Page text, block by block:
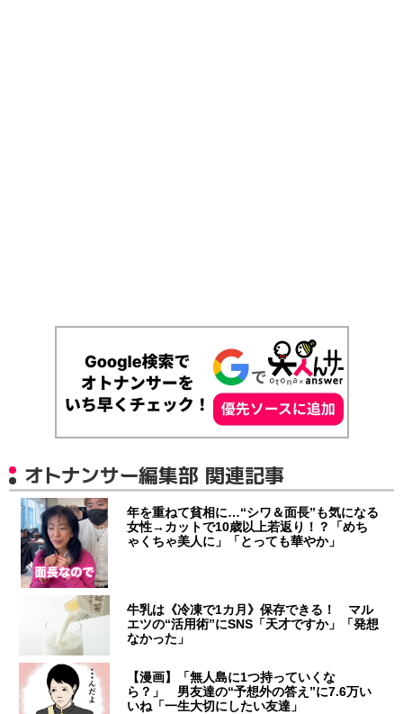
オトナンサー編集部 関連記事
年を重ねて貧相に…“シワ＆面長”も気になる
女性→カットで10歳以上若返り！？「めち
ゃくちゃ美人に」「とっても華やか」
牛乳は《冷凍で1カ月》保存できる！ マル
エツの“活用術”にSNS「天才ですか」「発想
なかった」
【漫画】「無人島に1つ持っていくな
ら？」 男友達の“予想外の答え”に7.6万い
いね「一生大切にしたい友達」